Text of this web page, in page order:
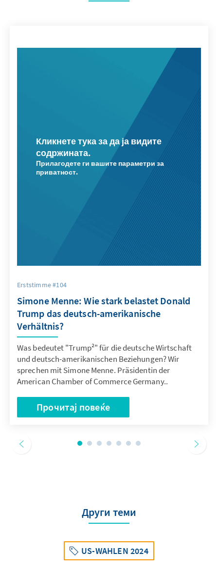
Кликнете тука за да ја видите
содржината.
Прилагодете ги вашите параметри за
приватност.
Erststimme #104
Simone Menne: Wie stark belastet Donald
Trump das deutsch-amerikanische
Verhältnis?
Was bedeutet "Trump²" für die deutsche Wirtschaft
und deutsch-amerikanischen Beziehungen? Wir
sprechen mit Simone Menne. Präsidentin der
American Chamber of Commerce Germany..
Прочитај повеќе
Други теми
US-WAHLEN 2024